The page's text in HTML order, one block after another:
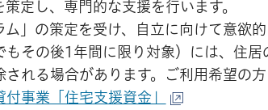
定し、専門的な支援を行います。
」の策定を受け、自立に向けて意欲
もその後1年間に限り対象）には、住
れる場合があります。ご利用希望の
事業「住宅支援資金」